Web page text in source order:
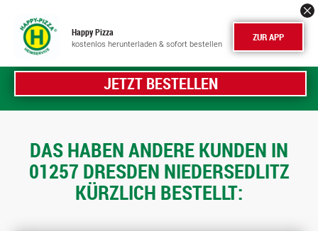
Happy Pizza
kostenlos herunterladen & sofort bestellen ZUR APP
JETZT BESTELLEN
DAS HABEN ANDERE KUNDEN IN
01257 DRESDEN NIEDERSEDLITZ
KÜRZLICH BESTELLT: